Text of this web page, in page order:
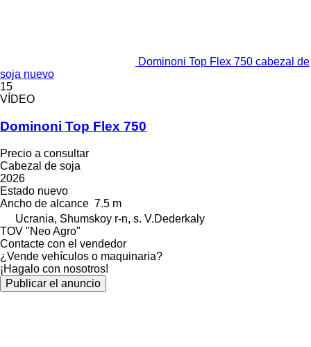
Dominoni Top Flex 750 cabezal de
soja nuevo
15
VÍDEO
Dominoni Top Flex 750
Precio a consultar
Cabezal de soja
2026
Estado nuevo
Ancho de alcance 7.5 m
Ucrania, Shumskoy r-n, s. V.Dederkaly
TOV "Neo Agro"
Contacte con el vendedor
¿Vende vehículos o maquinaria?
¡Hagalo con nosotros!
Publicar el anuncio